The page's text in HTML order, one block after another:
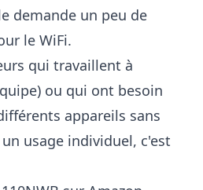
demande un peu de
le WiFi.
qui travaillent à
ou qui ont besoin
appareils sans
usage individuel, c'est